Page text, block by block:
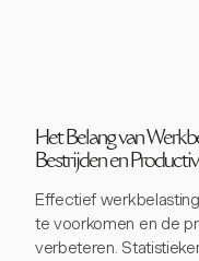
Het Belang van
Bestrijden en
Effectief
te voorkomen en de
verbeteren.